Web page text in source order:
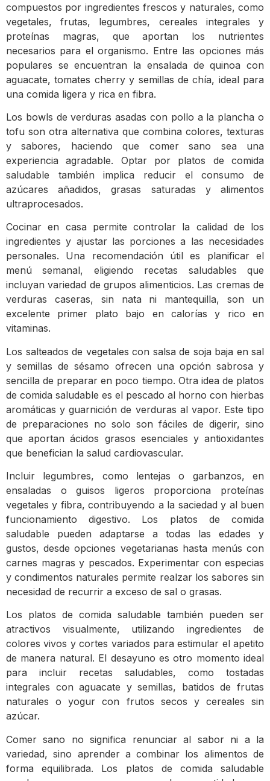
compuestos por ingredientes frescos y naturales, como
vegetales, frutas, legumbres, cereales integrales y
proteínas magras, que aportan los nutrientes
necesarios para el organismo. Entre las opciones más
populares se encuentran la ensalada de quinoa con
aguacate, tomates cherry y semillas de chía, ideal para
una comida ligera y rica en fibra.
Los bowls de verduras asadas con pollo a la plancha o
tofu son otra alternativa que combina colores, texturas
y sabores, haciendo que comer sano sea una
experiencia agradable. Optar por platos de comida
saludable también implica reducir el consumo de
azúcares añadidos, grasas saturadas y alimentos
ultraprocesados.
Cocinar en casa permite controlar la calidad de los
ingredientes y ajustar las porciones a las necesidades
personales. Una recomendación útil es planificar el
menú semanal, eligiendo recetas saludables que
incluyan variedad de grupos alimenticios. Las cremas de
verduras caseras, sin nata ni mantequilla, son un
excelente primer plato bajo en calorías y rico en
vitaminas.
Los salteados de vegetales con salsa de soja baja en sal
y semillas de sésamo ofrecen una opción sabrosa y
sencilla de preparar en poco tiempo. Otra idea de platos
de comida saludable es el pescado al horno con hierbas
aromáticas y guarnición de verduras al vapor. Este tipo
de preparaciones no solo son fáciles de digerir, sino
que aportan ácidos grasos esenciales y antioxidantes
que benefician la salud cardiovascular.
Incluir legumbres, como lentejas o garbanzos, en
ensaladas o guisos ligeros proporciona proteínas
vegetales y fibra, contribuyendo a la saciedad y al buen
funcionamiento digestivo. Los platos de comida
saludable pueden adaptarse a todas las edades y
gustos, desde opciones vegetarianas hasta menús con
carnes magras y pescados. Experimentar con especias
y condimentos naturales permite realzar los sabores sin
necesidad de recurrir a exceso de sal o grasas.
Los platos de comida saludable también pueden ser
atractivos visualmente, utilizando ingredientes de
colores vivos y cortes variados para estimular el apetito
de manera natural. El desayuno es otro momento ideal
para incluir recetas saludables, como tostadas
integrales con aguacate y semillas, batidos de frutas
naturales o yogur con frutos secos y cereales sin
azúcar.
Comer sano no significa renunciar al sabor ni a la
variedad, sino aprender a combinar los alimentos de
forma equilibrada. Los platos de comida saludable